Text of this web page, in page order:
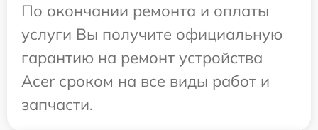
По окончании ремонта и оплаты
услуги Вы получите официальную
гарантию на ремонт устройства
Acer сроком на все виды работ и
запчасти.